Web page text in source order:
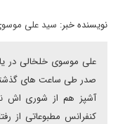
نویسنده خبر: سید علی
علی موسوی خلخالی در
صدر طی ساعت های
آشپز هم از شوری اش
کنفرانس مطبوعاتی از